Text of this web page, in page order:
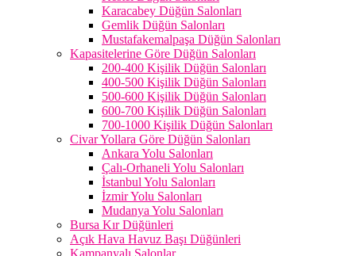
Karacabey Düğün Salonları
Gemlik Düğün Salonları
Mustafakemalpaşa Düğün Salonları
Kapasitelerine Göre Düğün Salonları
200-400 Kişilik Düğün Salonları
400-500 Kişilik Düğün Salonları
500-600 Kişilik Düğün Salonları
600-700 Kişilik Düğün Salonları
700-1000 Kişilik Düğün Salonları
Civar Yollara Göre Düğün Salonları
Ankara Yolu Salonları
Çalı-Orhaneli Yolu Salonları
İstanbul Yolu Salonları
İzmir Yolu Salonları
Mudanya Yolu Salonları
Bursa Kır Düğünleri
Açık Hava Havuz Başı Düğünleri
Kampanyalı Salonlar